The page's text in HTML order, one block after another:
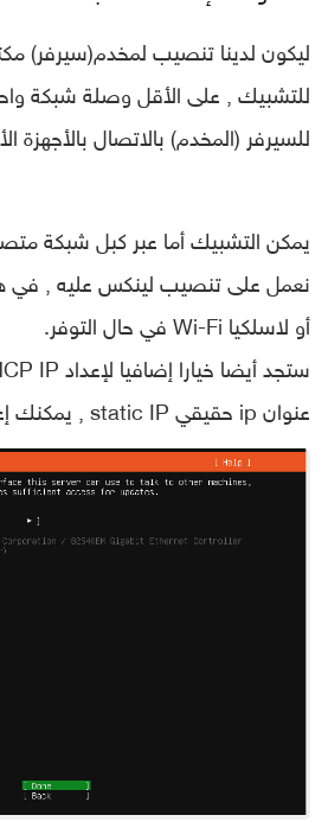
ليكون لدينا تنصيب لمخدم(سيرفر)
للتشبيك , على الأقل وصلة شبكة
للسيرفر (المخدم) بالاتصال بالأجهزة
يمكن التشبيك أما عبر كبل شبكة
أو لاسلكيا Wi-Fi في حال التوفر.
عنوان ip حقيقي static IP , يمكنك إعداده هنا .